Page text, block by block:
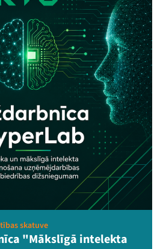
skatuve
"Mākslīgā intelekta